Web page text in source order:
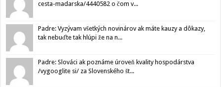
cesta-madarska/4440582 o čom v...
Padre: Vyzývam všetkých novinárov ak máte kauzy a dôkazy,
tak nebuďte tak hlúpi že na n...
Padre: Slováci ak poznáme úroveň kvality hospodárstva
/vygooglite si/ za Slovenského št...